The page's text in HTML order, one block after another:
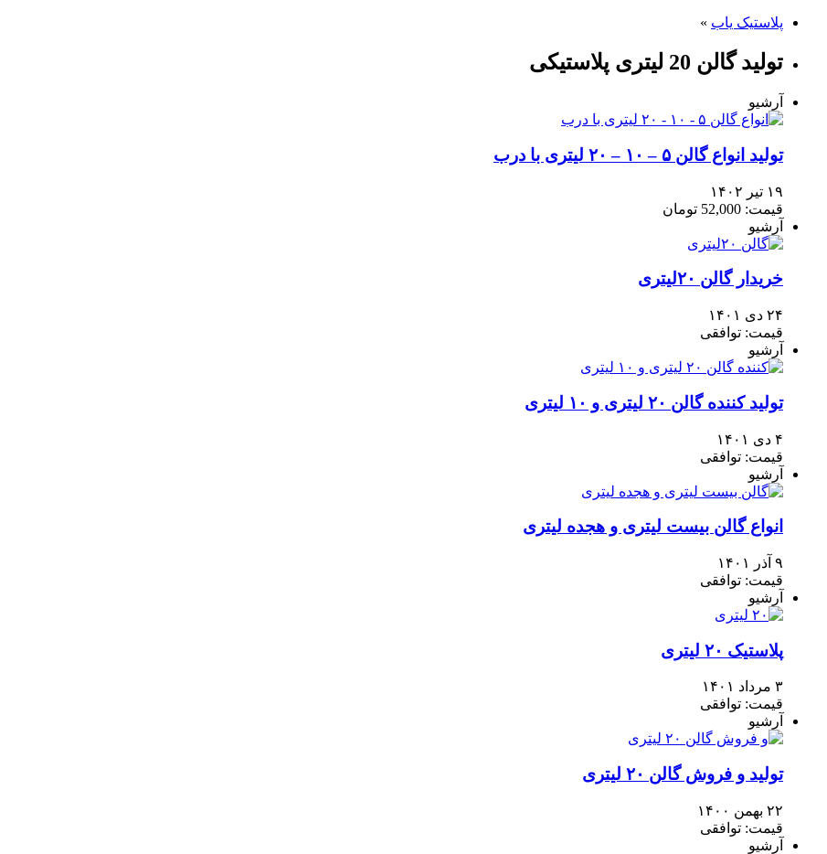
پلاستیک یاب »
تولید گالن 20 لیتری پلاستیکی
آرشیو
تولید انواع گالن ۵ – ۱۰ – ۲۰ لیتری با درب
۱۹ تیر ۱۴۰۲
قیمت: 52,000 تومان
آرشیو
خریدار گالن ۲۰لیتری
۲۴ دی ۱۴۰۱
قیمت: توافقی
آرشیو
تولید کننده گالن ۲۰ لیتری و ۱۰ لیتری
۴ دی ۱۴۰۱
قیمت: توافقی
آرشیو
انواع گالن بیست لیتری و هجده لیتری
۹ آذر ۱۴۰۱
قیمت: توافقی
آرشیو
پلاستیک ۲۰ لیتری
۳ مرداد ۱۴۰۱
قیمت: توافقی
آرشیو
تولید و فروش گالن ۲۰ لیتری
۲۲ بهمن ۱۴۰۰
قیمت: توافقی
آرشیو